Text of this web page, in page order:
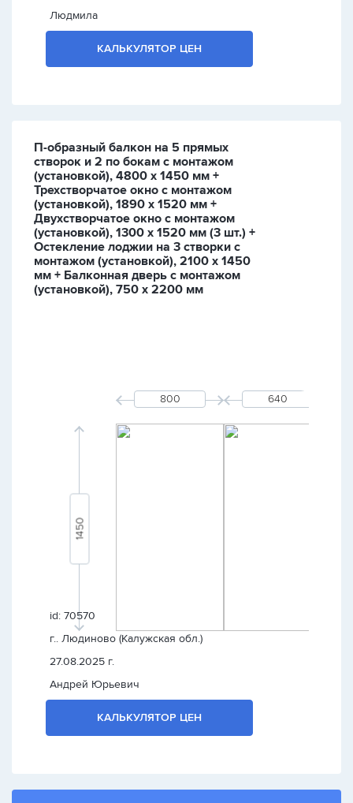
Людмила
КАЛЬКУЛЯТОР ЦЕН
П-образный балкон на 5 прямых
створок и 2 по бокам с монтажом
(установкой), 4800 х 1450 мм +
Трехстворчатое окно с монтажом
(установкой), 1890 х 1520 мм +
Двухстворчатое окно с монтажом
(установкой), 1300 х 1520 мм (3 шт.) +
Остекление лоджии на 3 створки с
монтажом (установкой), 2100 х 1450
мм + Балконная дверь с монтажом
(установкой), 750 х 2200 мм
id: 70570
г.. Людиново (Калужская обл.)
27.08.2025 г.
Андрей Юрьевич
КАЛЬКУЛЯТОР ЦЕН